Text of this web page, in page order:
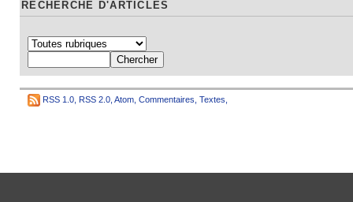
RECHERCHE D'ARTICLES
RSS 1.0 RSS 2.0 Atom Commentaires Textes